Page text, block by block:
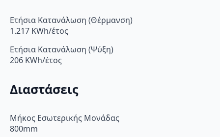
Ετήσια Κατανάλωση (Θέρμανση)
1.217 KWh/έτος
Ετήσια Κατανάλωση (Ψύξη)
206 KWh/έτος
Διαστάσεις
Μήκος Εσωτερικής Μονάδας
800mm